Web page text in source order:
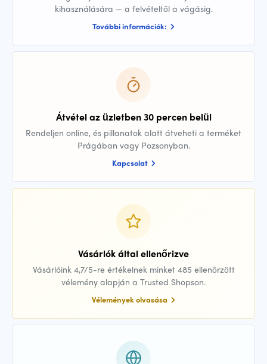
kihasználására — a felvételtől a vágásig.
További információk:
Átvétel az üzletben 30 percen belül
Rendeljen online, és pillanatok alatt átveheti a terméket
Prágában vagy Pozsonyban.
Kapcsolat
Vásárlók által ellenőrizve
Vásárlóink 4,7/5-re értékelnek minket 485 ellenőrzött
vélemény alapján a Trusted Shopson.
Vélemények olvasása